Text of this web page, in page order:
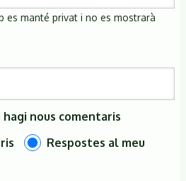
es manté privat i no es mostrarà
nous comentaris
Respostes al meu